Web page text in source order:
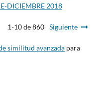
DICIEMBRE 2018
1-10 de 860 Siguiente
similitud avanzadapara